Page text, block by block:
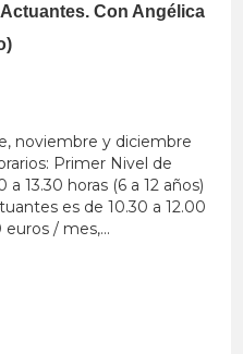
Con Angélica
noviembre y diciembre
Primer Nivel de
13.30 horas (6 a 12 años)
es de 10.30 a 12.00
euros / mes,...